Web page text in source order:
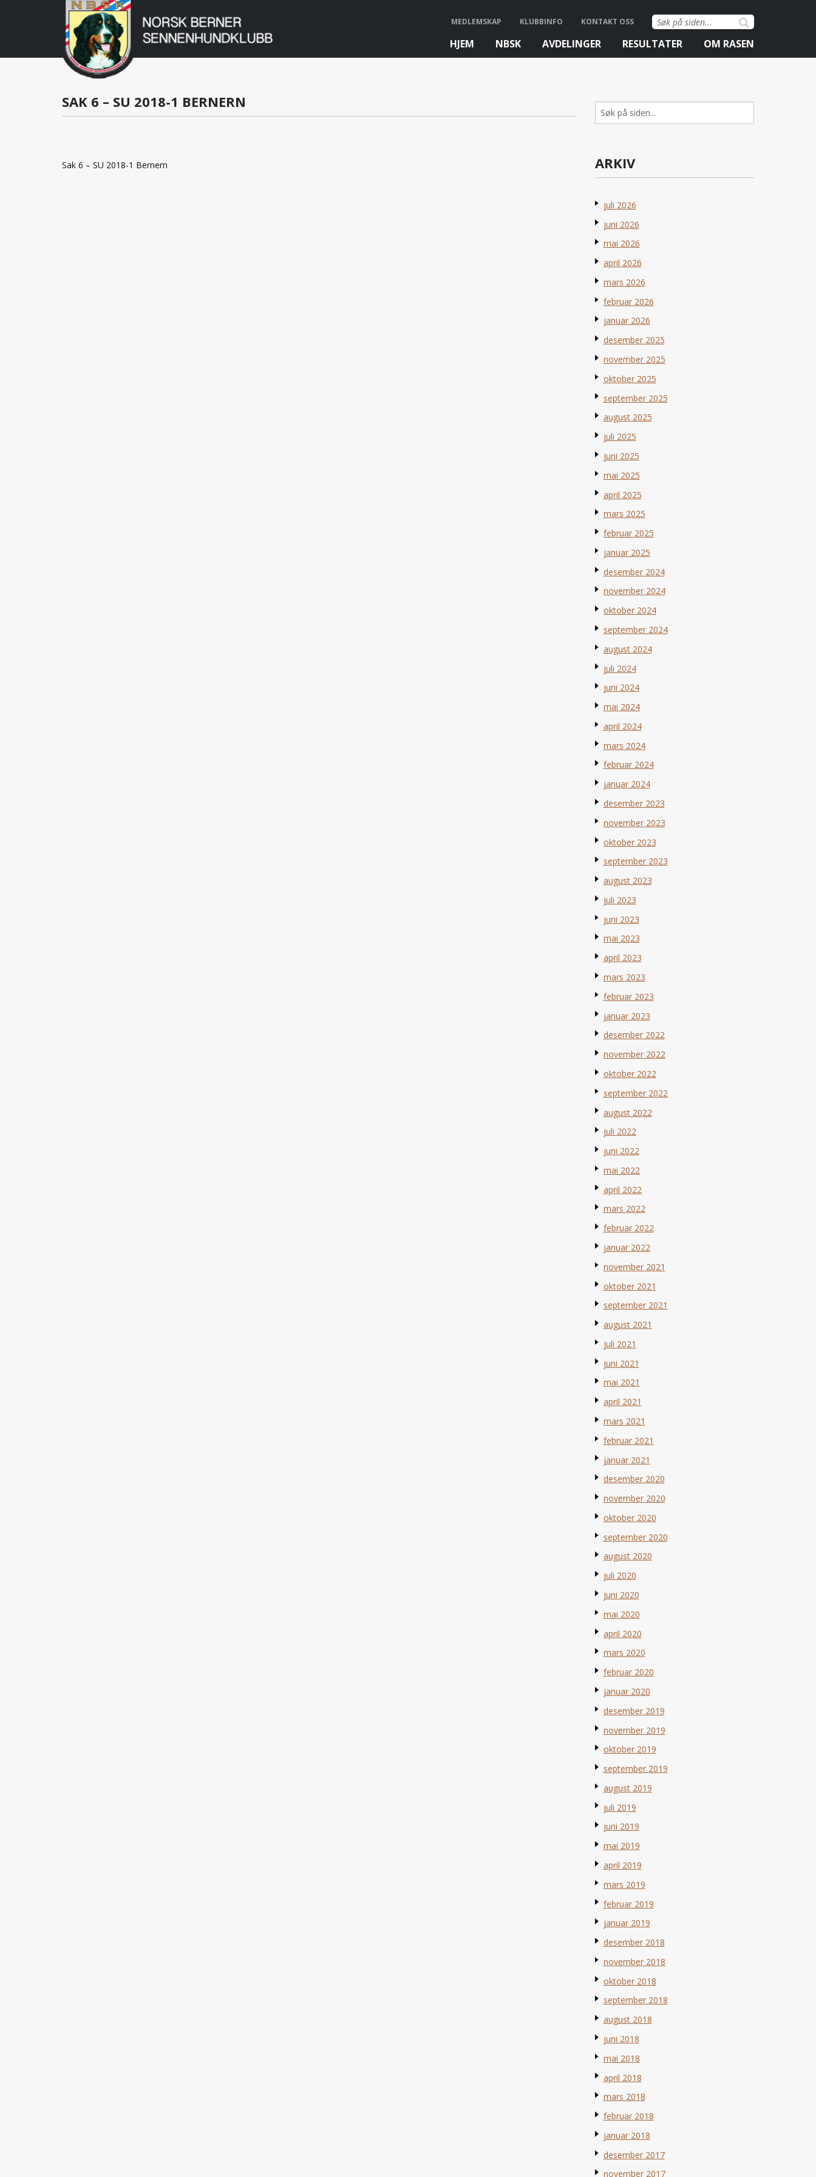
Norsk
Berner
Sennenhundklubb
Søk
etter:
MEDLEMSKAP KLUBBINFO KONTAKT OSS
HJEM NBSK AVDELINGER RESULTATER OM RASEN
SAK 6 – SU 2018-1 BERNERN
Sak 6 – SU 2018-1 Bernern
Søk
etter:
ARKIV
juli 2026
juni 2026
mai 2026
april 2026
mars 2026
februar 2026
januar 2026
desember 2025
november 2025
oktober 2025
september 2025
august 2025
juli 2025
juni 2025
mai 2025
april 2025
mars 2025
februar 2025
januar 2025
desember 2024
november 2024
oktober 2024
september 2024
august 2024
juli 2024
juni 2024
mai 2024
april 2024
mars 2024
februar 2024
januar 2024
desember 2023
november 2023
oktober 2023
september 2023
august 2023
juli 2023
juni 2023
mai 2023
april 2023
mars 2023
februar 2023
januar 2023
desember 2022
november 2022
oktober 2022
september 2022
august 2022
juli 2022
juni 2022
mai 2022
april 2022
mars 2022
februar 2022
januar 2022
november 2021
oktober 2021
september 2021
august 2021
juli 2021
juni 2021
mai 2021
april 2021
mars 2021
februar 2021
januar 2021
desember 2020
november 2020
oktober 2020
september 2020
august 2020
juli 2020
juni 2020
mai 2020
april 2020
mars 2020
februar 2020
januar 2020
desember 2019
november 2019
oktober 2019
september 2019
august 2019
juli 2019
juni 2019
mai 2019
april 2019
mars 2019
februar 2019
januar 2019
desember 2018
november 2018
oktober 2018
september 2018
august 2018
juni 2018
mai 2018
april 2018
mars 2018
februar 2018
januar 2018
desember 2017
november 2017